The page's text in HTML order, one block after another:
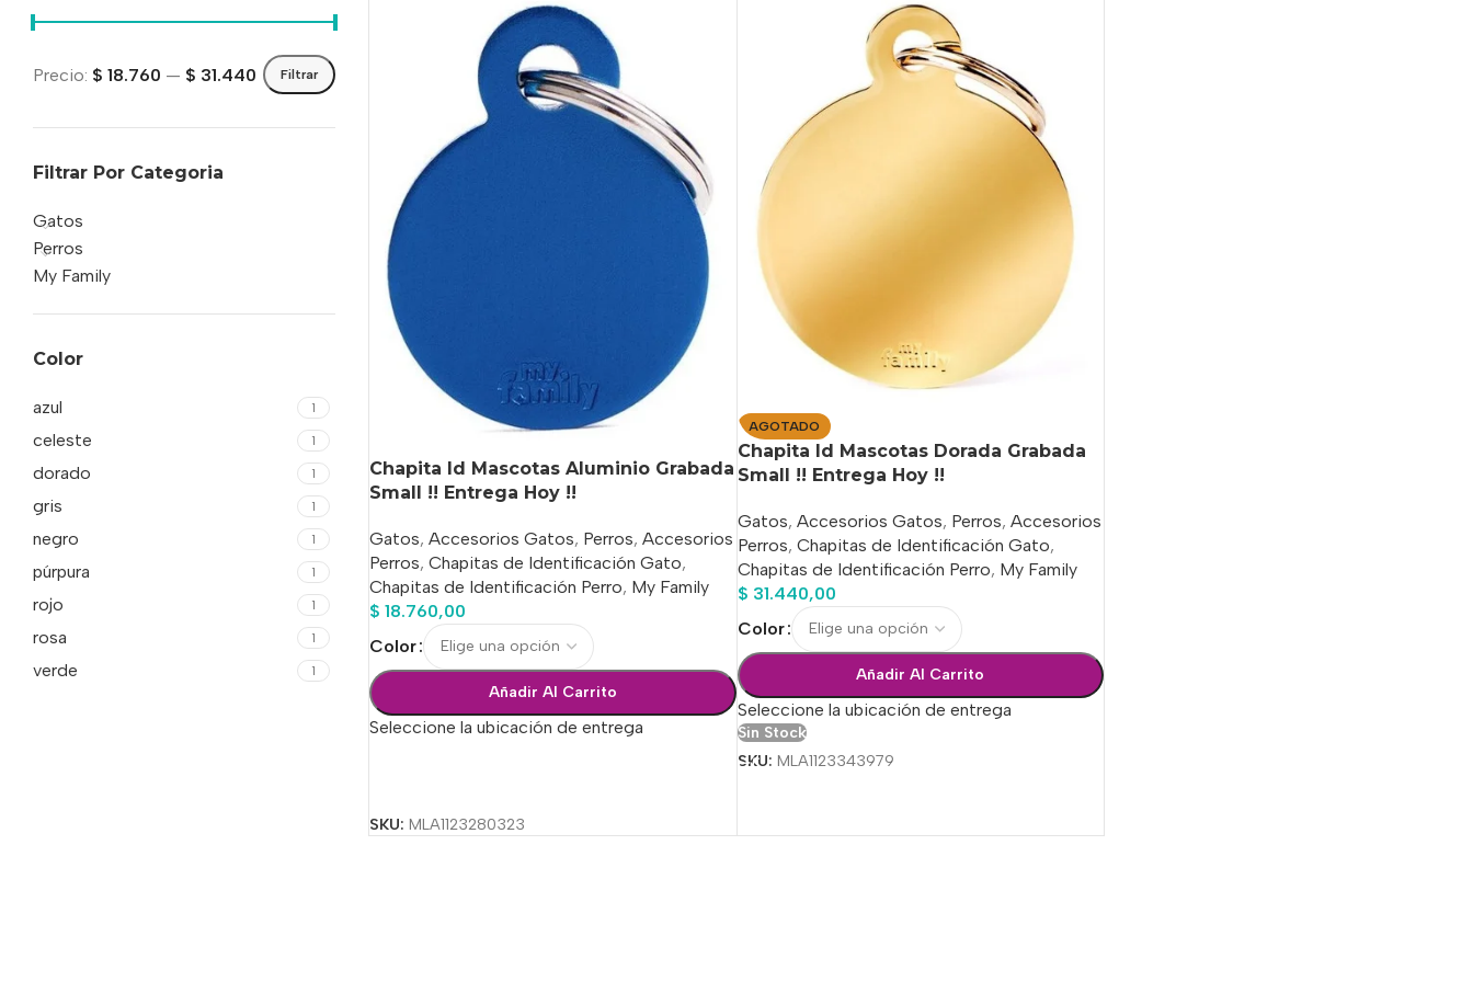
Filtrar
Precio: $ 18.760 — $ 31.440
Filtrar Por Categoria
Gatos
Perros
My Family
Color
azul 1
celeste 1
dorado 1
gris 1
negro 1
púrpura 1
rojo 1
rosa 1
verde 1
Chapita Id Mascotas Aluminio Grabada
Small !! Entrega Hoy !!
Gatos, Accesorios Gatos, Perros, Accesorios
Perros, Chapitas de Identificación Gato,
Chapitas de Identificación Perro, My Family
$ 18.760,00
Color
Añadir Al Carrito
Seleccione la ubicación de entrega
SKU: MLA1123280323
AGOTADO
Chapita Id Mascotas Dorada Grabada
Small !! Entrega Hoy !!
Gatos, Accesorios Gatos, Perros, Accesorios
Perros, Chapitas de Identificación Gato,
Chapitas de Identificación Perro, My Family
$ 31.440,00
Color
Añadir Al Carrito
Seleccione la ubicación de entrega
Sin Stock
SKU: MLA1123343979